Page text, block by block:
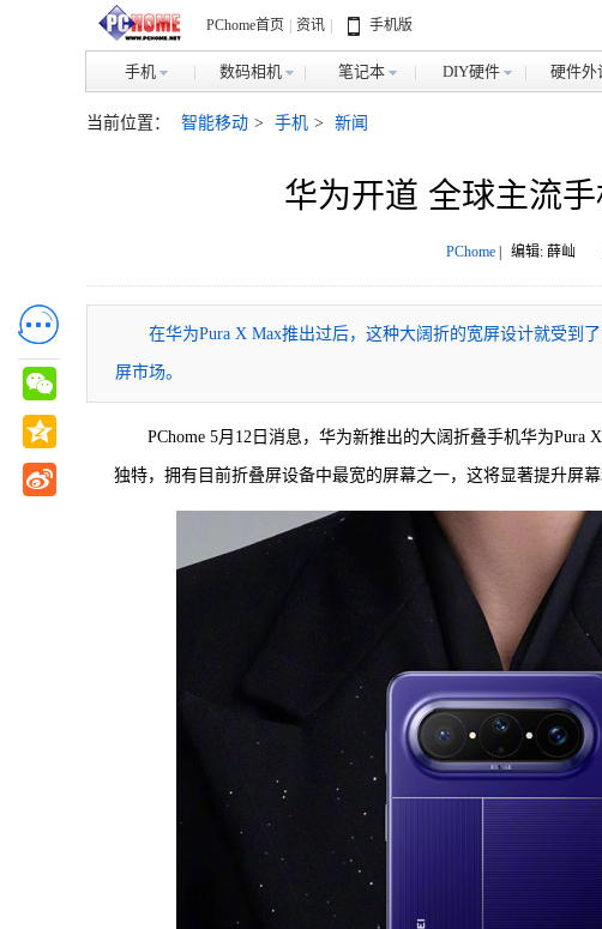
PChome首页 资讯 手机版
手机 数码相机 笔记本 DIY硬件 硬件外
当前位置： 智能移动 > 手机 > 新闻
华为开道 全球主流
PChome| 编辑: 薛屾
在华为Pura X Max推出过后，这种大阔折的宽屏设计就受到
屏市场。
PChome 5月12日消息，华为新推出的大阔折叠手机华为
独特，拥有目前折叠屏设备中最宽的屏幕之一，这将显著提升屏